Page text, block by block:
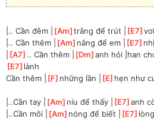
|.. Cần đêm | [Am ]trắng để trút | [E7 ]
|.. Cần thêm |
[Am ]nắng để em | [E7 ]
[A7 ].. Cần thêm | [Dm ]
anh hỏi |han
E7 ]lành
Cần thêm |
[F ]những lần | [E ]hẹn như
|..Cần tay | [Am ]níu để thấy | [E7 ]
anh
|..Cần môi |
[Am ]nóng để biết | [E7 ]